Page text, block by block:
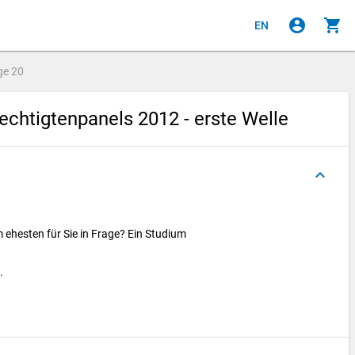
EN account_circle shopping_cart
20
2012 - erste Welle
keyboard_arrow_up
für Sie in Frage? Ein Studium